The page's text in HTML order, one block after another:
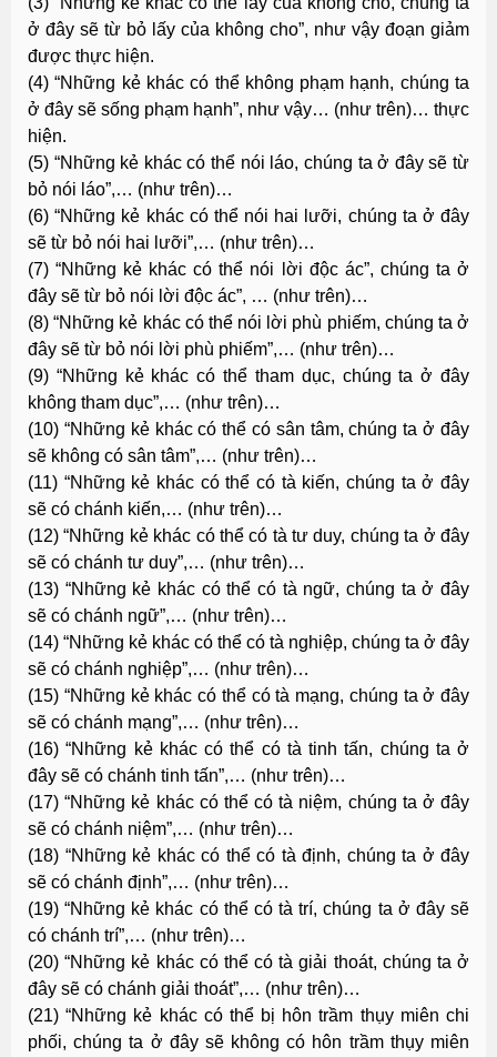
ở đây sẽ từ bỏ lấy của không cho”, như vậy đoạn giảm
được thực hiện.
(4) “Những kẻ khác có thể không phạm hạnh, chúng ta
ở đây sẽ sống phạm hạnh”, như vậy… (như trên)… thực
hiện.
(5) “Những kẻ khác có thể nói láo, chúng ta ở đây sẽ từ
bỏ nói láo”,… (như trên)…
(6) “Những kẻ khác có thể nói hai lưỡi, chúng ta ở đây
sẽ từ bỏ nói hai lưỡi”,… (như trên)…
(7) “Những kẻ khác có thể nói lời độc ác”, chúng ta ở
đây sẽ từ bỏ nói lời độc ác”, … (như trên)…
(8) “Những kẻ khác có thể nói lời phù phiếm, chúng ta ở
đây sẽ từ bỏ nói lời phù phiếm”,… (như trên)…
(9) “Những kẻ khác có thể tham dục, chúng ta ở đây
không tham dục”,… (như trên)…
(10) “Những kẻ khác có thể có sân tâm, chúng ta ở đây
sẽ không có sân tâm”,… (như trên)…
(11) “Những kẻ khác có thể có tà kiến, chúng ta ở đây
sẽ có chánh kiến,… (như trên)…
(12) “Những kẻ khác có thể có tà tư duy, chúng ta ở đây
sẽ có chánh tư duy”,… (như trên)…
(13) “Những kẻ khác có thể có tà ngữ, chúng ta ở đây
sẽ có chánh ngữ”,… (như trên)…
(14) “Những kẻ khác có thể có tà nghiệp, chúng ta ở đây
sẽ có chánh nghiệp”,… (như trên)…
(15) “Những kẻ khác có thể có tà mạng, chúng ta ở đây
sẽ có chánh mạng”,… (như trên)…
(16) “Những kẻ khác có thể có tà tinh tấn, chúng ta ở
đây sẽ có chánh tinh tấn”,… (như trên)…
(17) “Những kẻ khác có thể có tà niệm, chúng ta ở đây
sẽ có chánh niệm”,… (như trên)…
(18) “Những kẻ khác có thể có tà định, chúng ta ở đây
sẽ có chánh định”,… (như trên)…
(19) “Những kẻ khác có thể có tà trí, chúng ta ở đây sẽ
có chánh trí”,… (như trên)…
(20) “Những kẻ khác có thể có tà giải thoát, chúng ta ở
đây sẽ có chánh giải thoát”,… (như trên)…
(21) “Những kẻ khác có thể bị hôn trầm thụy miên chi
phối, chúng ta ở đây sẽ không có hôn trầm thụy miên